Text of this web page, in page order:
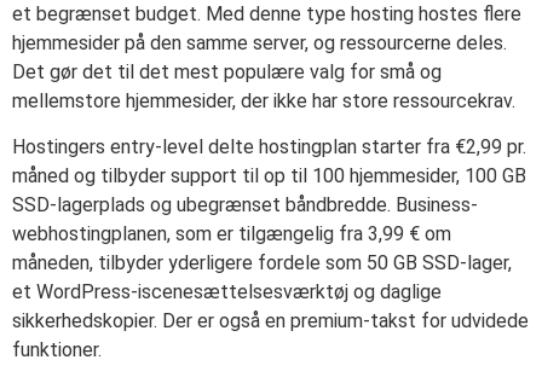
et begrænset budget. Med denne type hosting hostes flere
hjemmesider på den samme server, og ressourcerne deles.
Det gør det til det mest populære valg for små og
mellemstore hjemmesider, der ikke har store ressourcekrav.
Hostingers entry-level delte hostingplan starter fra €2,99 pr.
måned og tilbyder support til op til 100 hjemmesider, 100 GB
SSD-lagerplads og ubegrænset båndbredde. Business-
webhostingplanen, som er tilgængelig fra 3,99 € om
måneden, tilbyder yderligere fordele som 50 GB SSD-lager,
et WordPress-iscenesættelsesværktøj og daglige
sikkerhedskopier. Der er også en premium-takst for udvidede
funktioner.